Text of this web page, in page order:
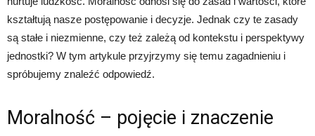
kształtują nasze postępowanie i decyzje. Jednak czy te zasady
są stałe i niezmienne, czy też zależą od kontekstu i perspektywy
jednostki? W tym artykule przyjrzymy się temu zagadnieniu i
spróbujemy znaleźć odpowiedź.
Moralność – pojęcie i znaczenie